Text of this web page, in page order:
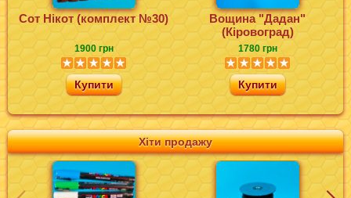
Хіти продажу
Сот Нікот (комплект №30)
1900 грн
Купити
Вощина "Дадан"
(Кіровоград)
1780 грн
Купити